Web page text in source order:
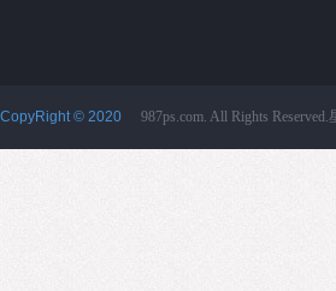
CopyRight © 2020 987ps.com. All Rights